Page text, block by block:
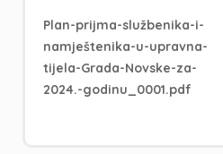
Plan-prijma-službenika-i-
namještenika-u-upravna-
tijela-Grada-Novske-za-
2024.-godinu_0001.pdf